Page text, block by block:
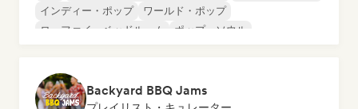
インディー・ポップ
ワールド・ポップ
ローファイ・ベッドルーム
ポップ・ソウル
Backyard BBQ Jams